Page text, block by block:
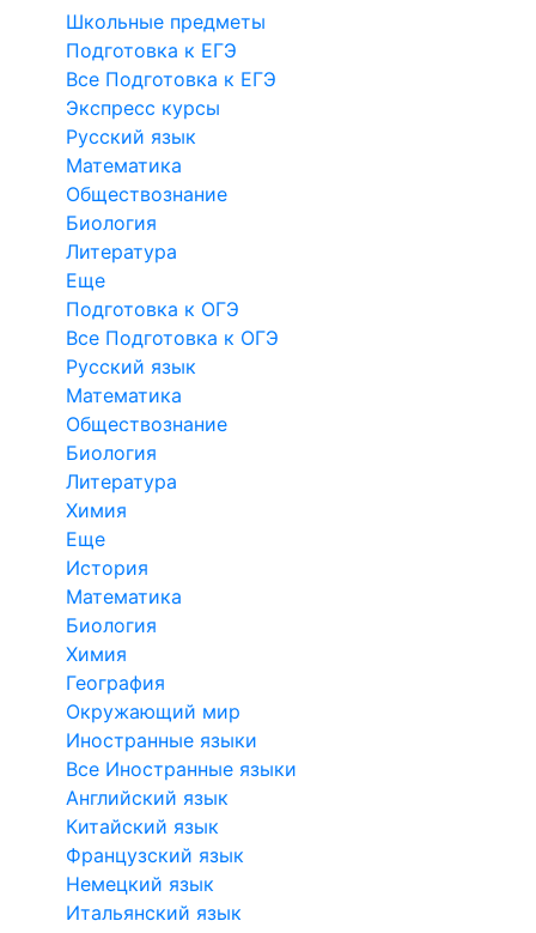
Школьные предметы
Подготовка к ЕГЭ
Все Подготовка к ЕГЭ
Экспресс курсы
Русский язык
Математика
Обществознание
Биология
Литература
Еще
Подготовка к ОГЭ
Все Подготовка к ОГЭ
Русский язык
Математика
Обществознание
Биология
Литература
Химия
Еще
История
Математика
Биология
Химия
География
Окружающий мир
Иностранные языки
Все Иностранные языки
Английский язык
Китайский язык
Французский язык
Немецкий язык
Итальянский язык